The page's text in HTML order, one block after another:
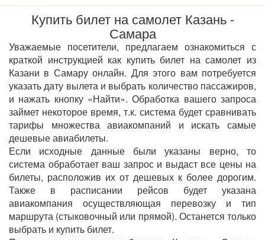
Купить билет на самолет Казань -
Самара
Уважаемые посетители, предлагаем ознакомиться с
краткой инструкцией как купить билет на самолет из
Казани в Самару онлайн. Для этого вам потребуется
указать дату вылета и выбрать количество пассажиров,
и нажать кнопку «Найти». Обработка вашего запроса
займет некоторое время, т.к. система будет сравнивать
тарифы множества авиакомпаний и искать самые
дешевые авиабилеты.
Если исходные данные были указаны верно, то
система обработает ваш запрос и выдаст все цены на
билеты, расположив их от дешевых к более дорогим.
Также в расписании рейсов будет указана
авиакомпания осуществляющая перевозку и тип
маршрута (стыковочный или прямой). Останется только
выбрать и купить билет.